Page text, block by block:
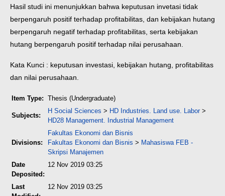
Hasil studi ini menunjukkan bahwa keputusan invetasi tidak
berpengaruh positif terhadap profitabilitas, dan kebijakan hutang
berpengaruh negatif terhadap profitabilitas, serta kebijakan
hutang berpengaruh positif terhadap nilai perusahaan.
Kata Kunci : keputusan investasi, kebijakan hutang, profitabilitas
dan nilai perusahaan.
Item Type: Thesis (Undergraduate)
Subjects:
H Social Sciences > HD Industries. Land use. Labor>
HD28 Management. Industrial Management
Divisions:
Fakultas Ekonomi dan Bisnis
Fakultas Ekonomi dan Bisnis > Mahasiswa FEB -
Skripsi Manajemen
Date
Deposited:
12 Nov 2019 03:25
Last
12 Nov 2019 03:25